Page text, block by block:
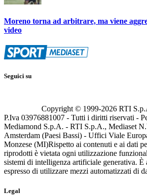
Moreno torna ad arbitrare, ma viene
video
Seguici su
Copyright © 1999-2026 RTI
P.Iva 03976881007 - Tutti i diritti riservati -
Mediamond S.p.A. - RTI S.p.A., Mediaset
Amsterdam (Paesi Bassi) - Uffici Viale
Monzese (MI)Rispetto ai contenuti e ai dati
riprodotti è vietata ogni utilizzazione
sistemi di intelligenza artificiale generativa. È
espresso di utilizzare mezzi automatizzati di
Legal